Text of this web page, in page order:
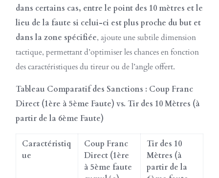
dans certains cas, entre le point des 10 mètres et le
lieu de la faute si celui-ci est plus proche du but et
dans la zone spécifiée, ajoute une subtile dimension
tactique, permettant d’optimiser les chances en fonction
des caractéristiques du tireur ou de l’angle offert.
Tableau Comparatif des Sanctions : Coup Franc
Direct (1ère à 5ème Faute) vs. Tir des 10 Mètres (à
partir de la 6ème Faute)
Caractéristiq
ue
Coup Franc
Direct (1ère
à 5ème faute
Tir des 10
Mètres (à
partir de la